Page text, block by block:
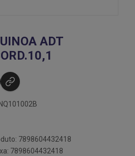
ADT
7898604432418
7898604432418